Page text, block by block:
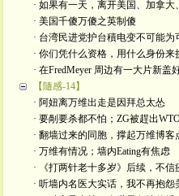
· 如果有一天，离开美国、加拿大、
· 美国千傻万傻之英制傻
· 台湾民进党护台積电变不可能为
· 你们凭什么资格，用什么身份来
· 在FredMeyer 周边有一大片新盖
【隨感-14】
· 阿妞离万维出走是因拜总太怂
· 要剮要杀都不怕；ZG被趕出WTO
· 翻墙过来的同胞，撑起万维博客
· 万维有情况；墙内Eating有焦虑
· 《打两针老十多岁》后续，不信
· 听墙内名医大实话，我不再抱怨